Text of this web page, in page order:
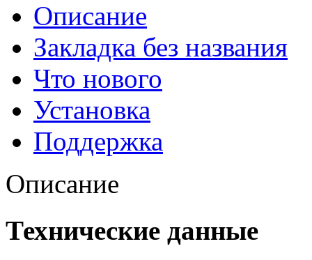
Описание
Закладка без названия
Что нового
Установка
Поддержка
Описание
Технические данные